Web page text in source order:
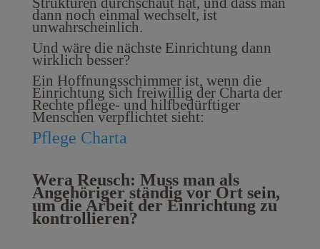
dann noch einmal wechselt, ist
unwahrscheinlich.
Und wäre die nächste Einrichtung dann
wirklich besser?
Ein Hoffnungsschimmer ist, wenn die
Einrichtung sich freiwillig der Charta der
Rechte pflege- und hilfbedürftiger
Menschen verpflichtet sieht:
Pflege Charta
Wera Reusch: Muss man als
Angehöriger ständig vor Ort sein,
um die Arbeit der Einrichtung zu
kontrollieren?